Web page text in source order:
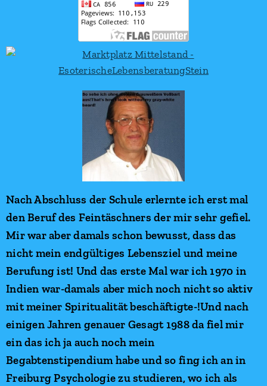
Nach Abschluss der Schule erlernte ich erst mal
den Beruf des Feintäschners der mir sehr gefiel.
Mir war aber damals schon bewusst, dass das
nicht mein endgültiges Lebensziel und meine
Berufung ist! Und das erste Mal war ich 1970 in
Indien war-damals aber mich noch nicht so aktiv
mit meiner Spiritualität beschäftigte-!Und nach
einigen Jahren genauer Gesagt 1988 da fiel mir
ein das ich ja auch noch mein
Begabtenstipendium habe und so fing ich an in
Freiburg Psychologie zu studieren, wo ich als